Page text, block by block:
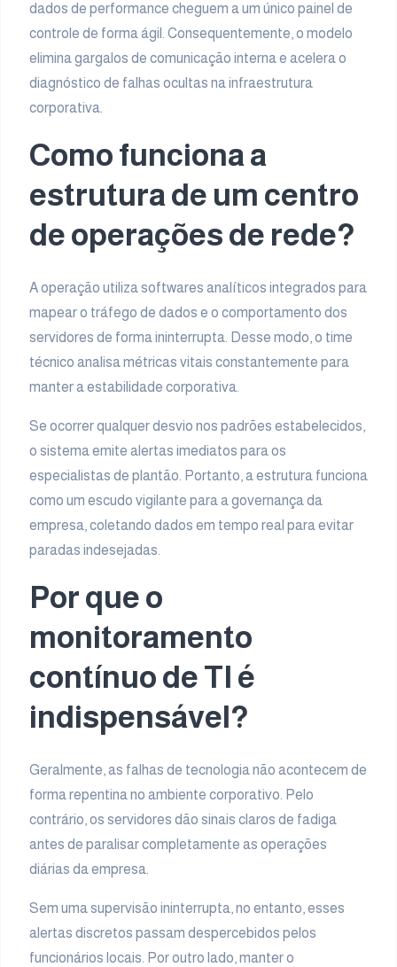
dados de performance cheguem a um único painel de
controle de forma ágil. Consequentemente, o modelo
elimina gargalos de comunicação interna e acelera o
diagnóstico de falhas ocultas na infraestrutura
corporativa.
Como funciona a
estrutura de um centro
de operações de rede?
A operação utiliza softwares analíticos integrados para
mapear o tráfego de dados e o comportamento dos
servidores de forma ininterrupta. Desse modo, o time
técnico analisa métricas vitais constantemente para
manter a estabilidade corporativa.
Se ocorrer qualquer desvio nos padrões estabelecidos,
o sistema emite alertas imediatos para os
especialistas de plantão. Portanto, a estrutura funciona
como um escudo vigilante para a governança da
empresa, coletando dados em tempo real para evitar
paradas indesejadas.
Por que o
monitoramento
contínuo de TI é
indispensável?
Geralmente, as falhas de tecnologia não acontecem de
forma repentina no ambiente corporativo. Pelo
contrário, os servidores dão sinais claros de fadiga
antes de paralisar completamente as operações
diárias da empresa.
Sem uma supervisão ininterrupta, no entanto, esses
alertas discretos passam despercebidos pelos
funcionários locais. Por outro lado, manter o